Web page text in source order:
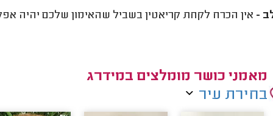
- אין הכרח לקחת קריאטין בשביל שהאימון שלכם יהיה
מאמני כושר מומלצים במידרג
בחירת עיר